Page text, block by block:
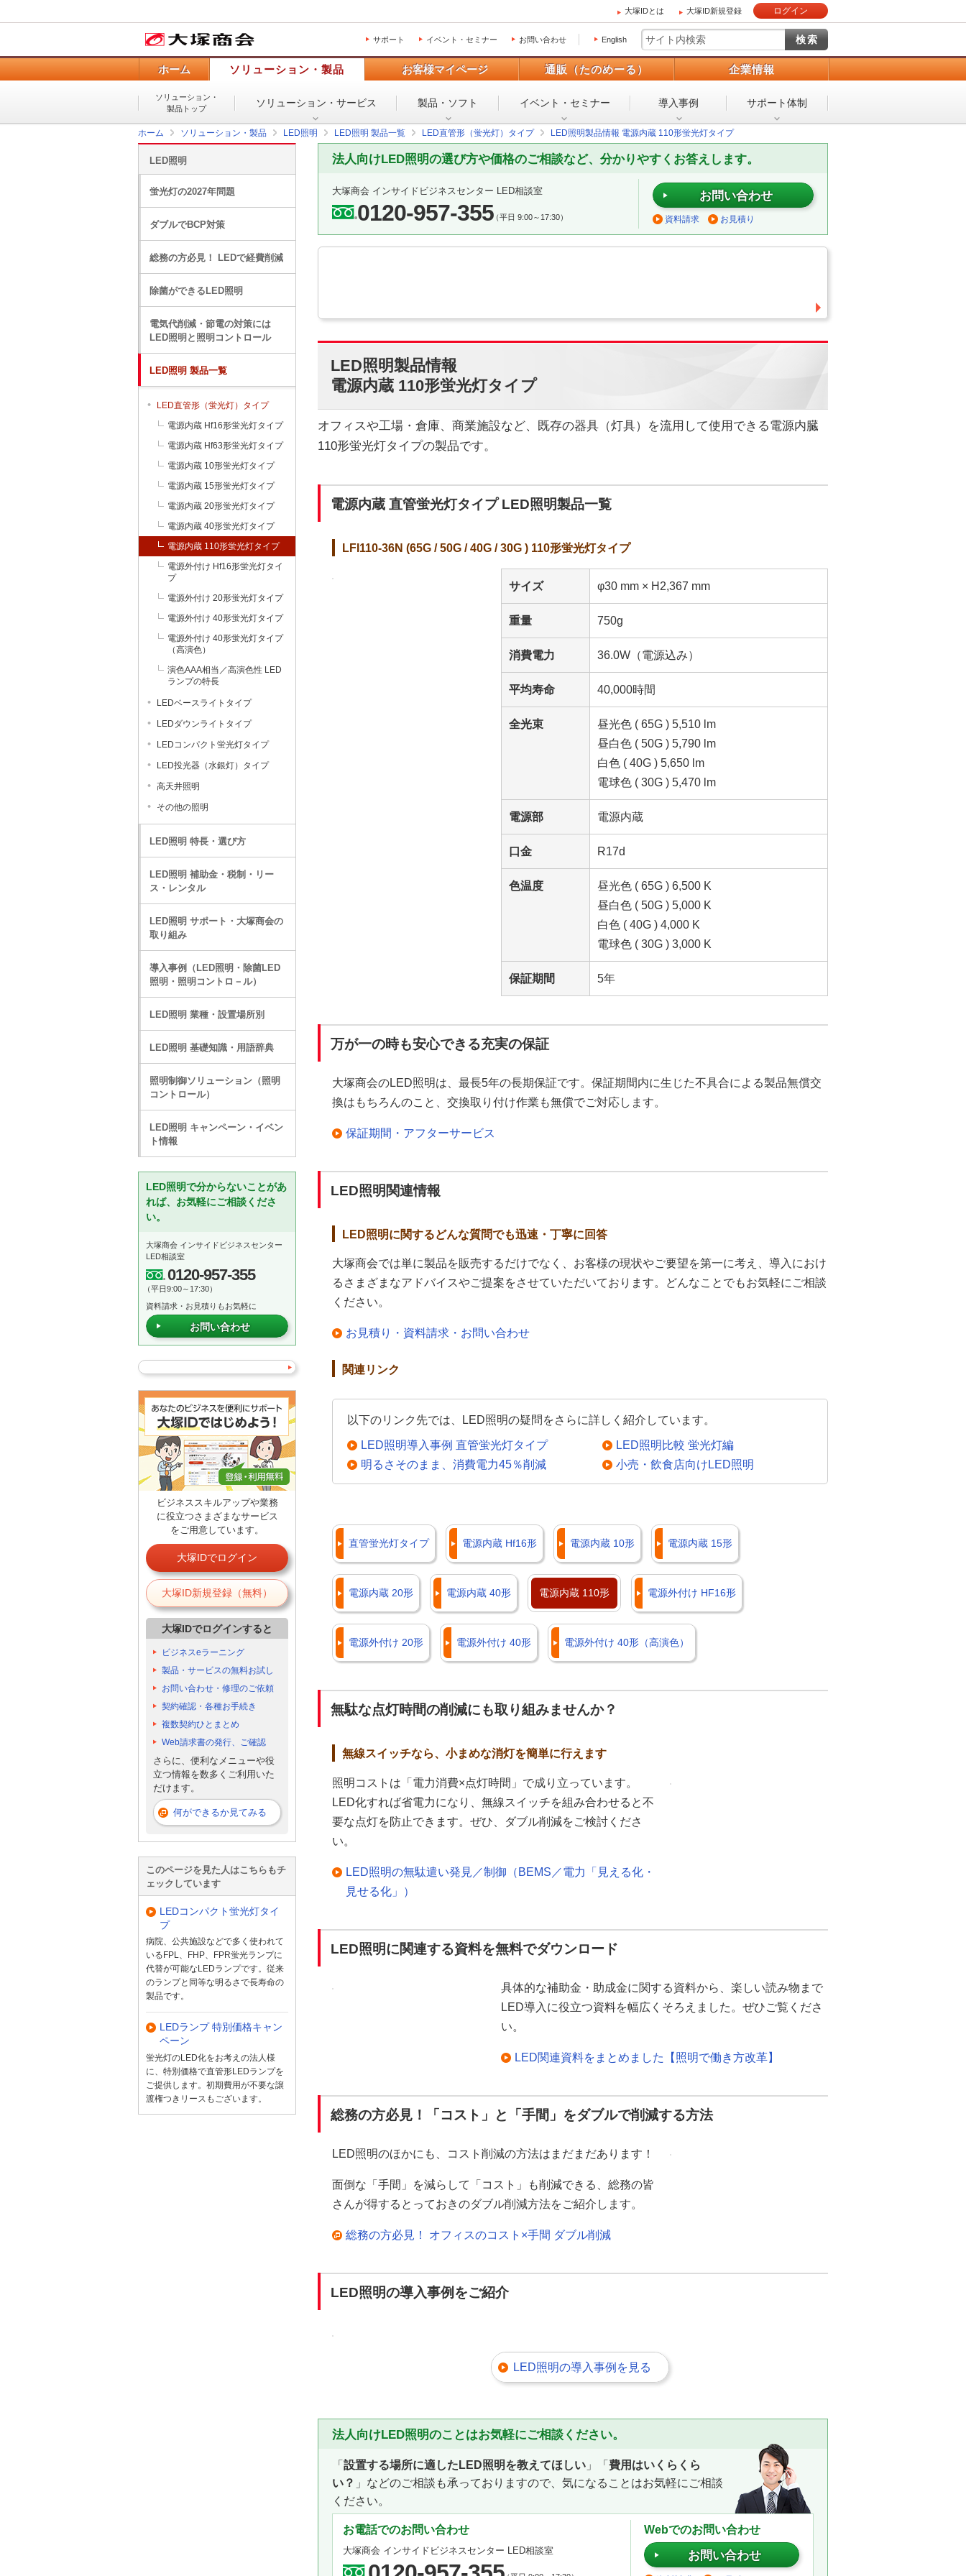
大塚IDとは 大塚ID新規登録 ログイン
サポート イベント・セミナー お問い合わせ English
ホーム ソリューション・製品 お客様マイページ 通販（たのめーる） 企業情報
ソリューション・
製品トップ
ソリューション・ サービス 製品・ソフト イベント・ セミナー 導入事例 サポート体制
ホーム ソリューション・製品 LED照明 LED照明 製品一覧 LED直管形（蛍光灯）タイプ LED照明製品情報 電源内蔵 110形蛍光灯タイプ
法人向けLED照明の選び方や価格のご相談など、分かりやすくお答えします。
大塚商会 インサイドビジネスセンター LED相談室
0120-957-355（平日 9:00～17:30）
お問い合わせ
資料請求 お見積り
LED照明製品情報
電源内蔵 110形蛍光灯タイプ
オフィスや工場・倉庫、商業施設など、既存の器具（灯具）を流用して使用できる電源内臓
110形蛍光灯タイプの製品です。
電源内蔵 直管蛍光灯タイプ LED照明製品一覧
LFI110-36N (65G / 50G / 40G / 30G ) 110形蛍光灯タイプ
サイズ φ30 mm × H2,367 mm
重量 750g
消費電力 36.0W（電源込み）
平均寿命 40,000時間
全光束
昼光色 ( 65G ) 5,510 lm
昼白色 ( 50G ) 5,790 lm
白色 ( 40G ) 5,650 lm
電球色 ( 30G ) 5,470 lm
電源部 電源内蔵
口金 R17d
色温度
昼光色 ( 65G ) 6,500 K
昼白色 ( 50G ) 5,000 K
白色 ( 40G ) 4,000 K
電球色 ( 30G ) 3,000 K
保証期間 5年
万が一の時も安心できる充実の保証
大塚商会のLED照明は、最長5年の長期保証です。保証期間内に生じた不具合による製品無償交
換はもちろんのこと、交換取り付け作業も無償でご対応します。
保証期間・アフターサービス
LED照明関連情報
LED照明に関するどんな質問でも迅速・丁寧に回答
大塚商会では単に製品を販売するだけでなく、お客様の現状やご要望を第一に考え、導入におけ
るさまざまなアドバイスやご提案をさせていただいております。どんなことでもお気軽にご相談
ください。
お見積り・資料請求・お問い合わせ
関連リンク
以下のリンク先では、LED照明の疑問をさらに詳しく紹介しています。
LED照明導入事例 直管蛍光灯タイプ
明るさそのまま、消費電力45％削減
LED照明比較 蛍光灯編
小売・飲食店向けLED照明
直管蛍光灯タイプ 電源内蔵 Hf16形 電源内蔵 10形 電源内蔵 15形
電源内蔵 20形 電源内蔵 40形 電源内蔵 110形 電源外付け HF16形
電源外付け 20形 電源外付け 40形 電源外付け 40形（高演色）
無駄な点灯時間の削減にも取り組みませんか？
無線スイッチなら、小まめな消灯を簡単に行えます
照明コストは「電力消費×点灯時間」で成り立っています。
LED化すれば省電力になり、無線スイッチを組み合わせると不
要な点灯を防止できます。ぜひ、ダブル削減をご検討くださ
い。
LED照明の無駄遣い発見／制御（BEMS／電力「見える化・
見せる化」）
LED照明に関連する資料を無料でダウンロード
具体的な補助金・助成金に関する資料から、楽しい読み物まで
LED導入に役立つ資料を幅広くそろえました。ぜひご覧くださ
い。
LED関連資料をまとめました【照明で働き方改革】
総務の方必見！「コスト」と「手間」をダブルで削減する方法
LED照明のほかにも、コスト削減の方法はまだまだあります！
面倒な「手間」を減らして「コスト」も削減できる、総務の皆
さんが得するとっておきのダブル削減方法をご紹介します。
総務の方必見！ オフィスのコスト×手間 ダブル削減
LED照明の導入事例をご紹介
LED照明の導入事例を見る
法人向けLED照明のことはお気軽にご相談ください。
「 設置する場所に適したLED照明を教えてほしい 」「 費用はいくらくら
い？ 」などのご相談も承っておりますので、気になることはお気軽にご相談
ください。
お電話でのお問い合わせ
大塚商会 インサイドビジネスセンター LED相談室
Webでのお問い合わせ
お問い合わせ
LED照明
蛍光灯の2027年問題
ダブルでBCP対策
総務の方必見！ LEDで経費削減
除菌ができるLED照明
電気代削減・節電の対策には
LED照明と照明コントロール
LED照明 製品一覧
LED直管形（蛍光灯）タイプ
電源内蔵 Hf16形蛍光灯タイプ
電源内蔵 Hf63形蛍光灯タイプ
電源内蔵 10形蛍光灯タイプ
電源内蔵 15形蛍光灯タイプ
電源内蔵 20形蛍光灯タイプ
電源内蔵 40形蛍光灯タイプ
電源内蔵 110形蛍光灯タイプ
電源外付け Hf16形蛍光灯タイ
プ
電源外付け 20形蛍光灯タイプ
電源外付け 40形蛍光灯タイプ
電源外付け 40形蛍光灯タイプ
（高演色）
演色AAA相当／高演色性 LED
ランプの特長
LEDベースライトタイプ
LEDダウンライトタイプ
LEDコンパクト蛍光灯タイプ
LED投光器（水銀灯）タイプ
高天井照明
その他の照明
LED照明 特長・選び方
LED照明 補助金・税制・リー
ス・レンタル
LED照明 サポート・大塚商会の
取り組み
導入事例（LED照明・除菌LED
照明・照明コントロ－ル）
LED照明 業種・設置場所別
LED照明 基礎知識・用語辞典
照明制御ソリューション（照明
コントロール）
LED照明 キャンペーン・イベン
ト情報
LED照明で分からないことがあ
れば、お気軽にご相談くださ
い。
大塚商会 インサイドビジネスセンター
LED相談室
0120-957-355
（平日9:00～17:30）
資料請求・お見積りもお気軽に
お問い合わせ
ビジネススキルアップや業務
に役立つさまざまなサービス
をご用意しています。
大塚IDでログイン
大塚ID新規登録（無料）
大塚IDでログインすると
ビジネスeラーニング
製品・サービスの無料お試し
お問い合わせ・修理のご依頼
契約確認・各種お手続き
複数契約ひとまとめ
Web請求書の発行、ご確認
さらに、便利なメニューや役
立つ情報を数多くご利用いた
だけます。
何ができるか見てみる
このページを見た人はこちらもチ
ェックしています
LEDコンパクト蛍光灯タイ
プ
病院、公共施設などで多く使われて
いるFPL、FHP、FPR蛍光ランプに
代替が可能なLEDランプです。従来
のランプと同等な明るさで長寿命の
製品です。
LEDランプ 特別価格キャン
ペーン
蛍光灯のLED化をお考えの法人様
に、特別価格で直管形LEDランプを
ご提供します。初期費用が不要な譲
渡権つきリースもございます。